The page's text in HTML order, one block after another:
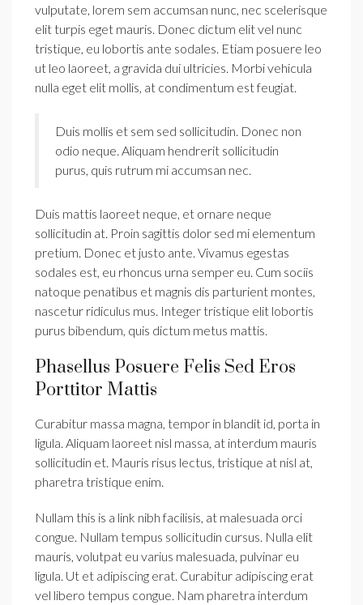
vulputate, lorem sem accumsan nunc, nec scelerisque
elit turpis eget mauris. Donec dictum elit vel nunc
tristique, eu lobortis ante sodales. Etiam posuere leo
ut leo laoreet, a gravida dui ultricies. Morbi vehicula
nulla eget elit mollis, at condimentum est feugiat.
Duis mollis et sem sed sollicitudin. Donec non
odio neque. Aliquam hendrerit sollicitudin
purus, quis rutrum mi accumsan nec.
Duis mattis laoreet neque, et ornare neque
sollicitudin at. Proin sagittis dolor sed mi elementum
pretium. Donec et justo ante. Vivamus egestas
sodales est, eu rhoncus urna semper eu. Cum sociis
natoque penatibus et magnis dis parturient montes,
nascetur ridiculus mus. Integer tristique elit lobortis
purus bibendum, quis dictum metus mattis.
Phasellus Posuere Felis Sed Eros
Porttitor Mattis
Curabitur massa magna, tempor in blandit id, porta in
ligula. Aliquam laoreet nisl massa, at interdum mauris
sollicitudin et. Mauris risus lectus, tristique at nisl at,
pharetra tristique enim.
Nullam this is a link nibh facilisis, at malesuada orci
congue. Nullam tempus sollicitudin cursus. Nulla elit
mauris, volutpat eu varius malesuada, pulvinar eu
ligula. Ut et adipiscing erat. Curabitur adipiscing erat
vel libero tempus congue. Nam pharetra interdum